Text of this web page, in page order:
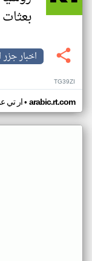
بعثات
اخبار جزر
TG39ZI
ار تي• arabic.rt.com